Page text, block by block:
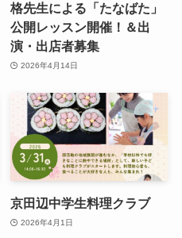
格先生による「たなばた」
公開レッスン開催！＆出
演・出店者募集
2026年4月14日
京田辺中学生料理クラブ
2026年4月1日